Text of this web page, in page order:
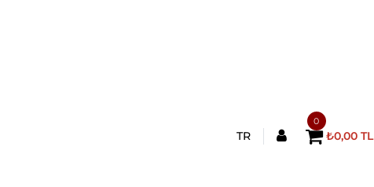
TR
0
₺0,00 TL